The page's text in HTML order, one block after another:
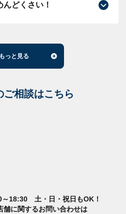
どくさい！
もっと見る
ご相談はこちら
～18:30 土・日・祝日もOK！
に関するお問い合わせは